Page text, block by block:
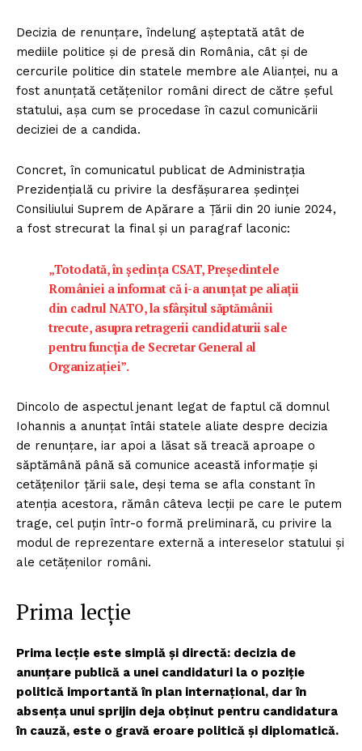
Decizia de renunțare, îndelung așteptată atât de
mediile politice și de presă din România, cât și de
cercurile politice din statele membre ale Alianței, nu a
fost anunțată cetățenilor români direct de către șeful
statului, așa cum se procedase în cazul comunicării
deciziei de a candida.
Concret, în comunicatul publicat de Administrația
Prezidențială cu privire la desfășurarea ședinței
Consiliului Suprem de Apărare a Țării din 20 iunie 2024,
a fost strecurat la final și un paragraf laconic:
„Totodată, în ședința CSAT, Președintele
României a informat că i-a anunțat pe aliații
din cadrul NATO, la sfârșitul săptămânii
trecute, asupra retragerii candidaturii sale
pentru funcția de Secretar General al
Organizației”.
Dincolo de aspectul jenant legat de faptul că domnul
Iohannis a anunțat întâi statele aliate despre decizia
de renunțare, iar apoi a lăsat să treacă aproape o
săptămână până să comunice această informație și
cetățenilor țării sale, deși tema se afla constant în
atenția acestora, rămân câteva lecții pe care le putem
trage, cel puțin într-o formă preliminară, cu privire la
modul de reprezentare externă a intereselor statului și
ale cetățenilor români.
Prima lecție
Prima lecție este simplă și directă: decizia de
anunțare publică a unei candidaturi la o poziție
politică importantă în plan internațional, dar în
absența unui sprijin deja obținut pentru candidatura
în cauză, este o gravă eroare politică și diplomatică.